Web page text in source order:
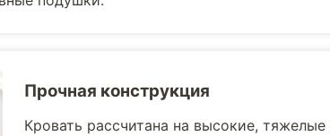
Прочная конструкция
Кровать рассчитана на высокие,